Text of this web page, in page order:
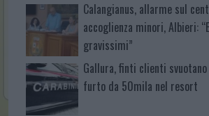
Calangianus, allarme sul
accoglienza minori, Albieri:
gravissimi”
Gallura, finti clienti
furto da 50mila nel resort